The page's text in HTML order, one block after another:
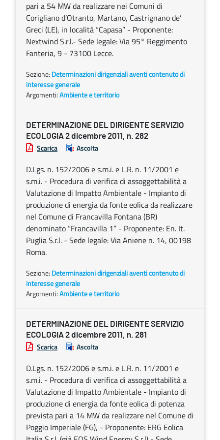
pari a 54 MW da realizzare nei Comuni di
Corigliano d’Otranto, Martano, Castrignano de’
Greci (LE), in località “Capasa” - Proponente:
Nextwind S.r.l.- Sede legale: Via 95° Reggimento
Fanteria, 9 - 73100 Lecce.
Sezione: Determinazioni dirigenziali aventi contenuto di
interesse generale
Argomenti:Ambiente e territorio
DETERMINAZIONE DEL DIRIGENTE SERVIZIO
ECOLOGIA 2 dicembre 2011, n. 282
Scarica Ascolta
D.Lgs. n. 152/2006 e s.m.i. e L.R. n. 11/2001 e
s.m.i. - Procedura di verifica di assoggettabilità a
Valutazione di Impatto Ambientale - Impianto di
produzione di energia da fonte eolica da realizzare
nel Comune di Francavilla Fontana (BR)
denominato “Francavilla 1” - Proponente: En. It.
Puglia S.r.l. - Sede legale: Via Aniene n. 14, 00198
Roma.
Sezione: Determinazioni dirigenziali aventi contenuto di
interesse generale
Argomenti:Ambiente e territorio
DETERMINAZIONE DEL DIRIGENTE SERVIZIO
ECOLOGIA 2 dicembre 2011, n. 281
Scarica Ascolta
D.Lgs. n. 152/2006 e s.m.i. e L.R. n. 11/2001 e
s.m.i. - Procedura di verifica di assoggettabilità a
Valutazione di Impatto Ambientale - Impianto di
produzione di energia da fonte eolica di potenza
prevista pari a 14 MW da realizzare nel Comune di
Poggio Imperiale (FG), - Proponente: ERG Eolica